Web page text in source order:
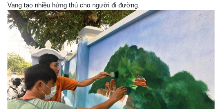
Vang tạo nhiều hứng thú cho người đi đường.